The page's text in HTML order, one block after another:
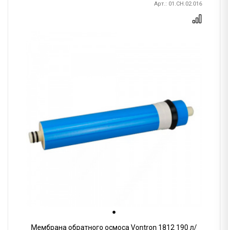
Арт.: 01.CH.02.016
Мембрана обратного осмоса Vontron 1812 190 л/